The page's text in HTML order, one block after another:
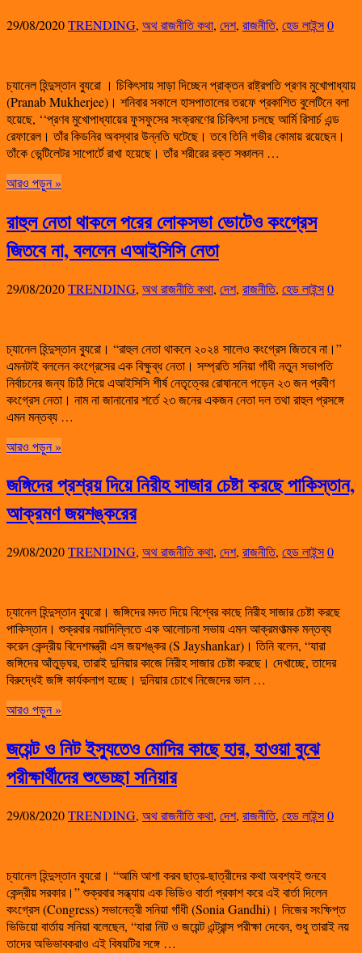
29/08/2020TRENDING, অথ রাজনীতি কথা, দেশ, রাজনীতি, হেড লাইন্স0
চ্যানেল হিন্দুস্তান ব্যুরো ‌। চিকিৎসায় সাড়া দিচ্ছেন প্রাক্তন রাষ্ট্রপতি প্রণব মুখোপাধ্যায়
(Pranab Mukherjee)। শনিবার সকালে হাসপাতালের তরফে প্রকাশিত বুলেটিনে বলা
হয়েছে, ‘‘প্রণব মুখোপাধ্যায়ের ফুসফুসের সংক্রমণের চিকিৎসা চলছে আর্মি রিসার্চ এন্ড
রেফারেল। তাঁর কিডনির অবস্থার উন্নতি ঘটেছে। তবে তিনি গভীর কোমায় রয়েছেন।
তাঁকে ভেন্টিলেটর সাপোর্টে রাখা হয়েছে। তাঁর শরীরের রক্ত সঞ্চালন …
আরও পড়ুন »
রাহুল নেতা থাকলে পরের লোকসভা ভোটেও কংগ্রেস
জিতবে না, বললেন এআইসিসি নেতা
29/08/2020TRENDING, অথ রাজনীতি কথা, দেশ, রাজনীতি, হেড লাইন্স0
চ্যানেল হিন্দুস্তান ব্যুরো। “রাহুল নেতা থাকলে ২০২৪ সালেও কংগ্রেস জিতবে না।”
এমনটাই বললেন কংগ্রেসের এক বিক্ষুব্ধ নেতা। সম্প্রতি সনিয়া গাঁধী নতুন সভাপতি
নির্বাচনের জন্য চিঠি দিয়ে এআইসিসি শীর্ষ নেতৃত্বের রোষানলে পড়েন ২৩ জন প্রবীণ
কংগ্রেস নেতা। নাম না জানানোর শর্তে ২৩ জনের একজন নেতা দল তথা রাহুল প্রসঙ্গে
এমন মন্তব্য …
আরও পড়ুন »
জঙ্গিদের প্রশ্রয় দিয়ে নিরীহ সাজার চেষ্টা করছে পাকিস্তান,
আক্রমণ জয়শঙ্করের
29/08/2020TRENDING, অথ রাজনীতি কথা, দেশ, রাজনীতি, হেড লাইন্স0
চ্যানেল হিন্দুস্তান ব্যুরো। জঙ্গিদের মদত দিয়ে বিশ্বের কাছে নিরীহ সাজার চেষ্টা করছে
পাকিস্তান। শুক্রবার নয়াদিল্লিতে এক আলোচনা সভায় এমন আক্রমণাত্মক মন্তব্য
করেন কেন্দ্রীয় বিদেশমন্ত্রী এস জয়শঙ্কর (S Jayshankar)। তিনি বলেন, “যারা
জঙ্গিদের আঁতুড়ঘর, তারাই দুনিয়ার কাজে নিরীহ সাজার চেষ্টা করছে। দেখাচ্ছে, তাদের
বিরুদ্ধেই জঙ্গি কার্যকলাপ হচ্ছে। দুনিয়ার চোখে নিজেদের ভাল …
আরও পড়ুন »
জয়েন্ট ও নিট ইস্যুতেও মোদির কাছে হার, হাওয়া বুঝে
পরীক্ষার্থীদের শুভেচ্ছা সনিয়ার
29/08/2020TRENDING, অথ রাজনীতি কথা, দেশ, রাজনীতি, হেড লাইন্স0
চ্যানেল হিন্দুস্তান ব্যুরো।‌ “আমি আশা করব ছাত্র-ছাত্রীদের কথা অবশ্যই শুনবে
কেন্দ্রীয় সরকার।” শুক্রবার সন্ধ্যায় এক ভিডিও বার্তা প্রকাশ করে এই বার্তা দিলেন
কংগ্রেস (Congress) সভানেত্রী সনিয়া গাঁধী (Sonia Gandhi)। নিজের সংক্ষিপ্ত
ভিডিয়ো বার্তায় সনিয়া বলেছেন, “যারা নিট ও জয়েন্ট এন্ট্রান্স পরীক্ষা দেবেন, শুধু তারাই নয়
তাদের অভিভাবকরাও এই বিষয়টির সঙ্গে …